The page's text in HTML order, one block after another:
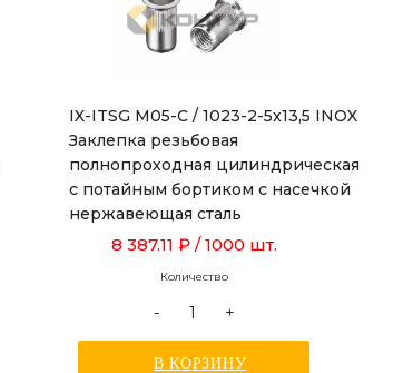
IX-ITSG M05-C / 1023-2-5x13,5 INOX
Заклепка резьбовая
полнопроходная цилиндрическая
с потайным бортиком с насечкой
нержавеющая сталь
8 387.11 ₽ / 1000 шт.
Количество
- +
В КОРЗИНУ